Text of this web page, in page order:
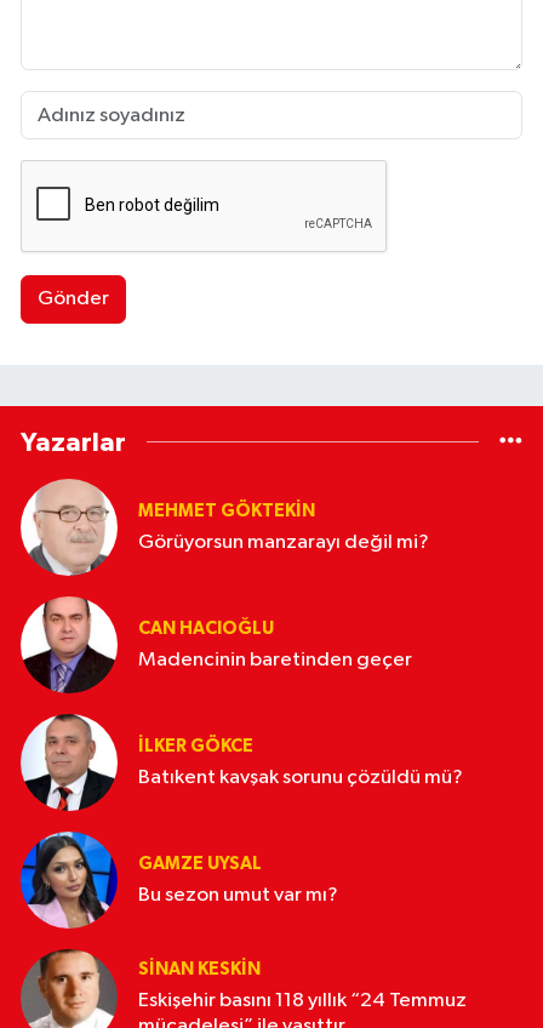
Gönder
Yazarlar
MEHMET GÖKTEKIN
Görüyorsun manzarayı değil mi?
CAN HACIOĞLU
Madencinin baretinden geçer
İLKER GÖKCE
Batıkent kavşak sorunu çözüldü mü?
GAMZE UYSAL
Bu sezon umut var mı?
SINAN KESKIN
Eskişehir basını 118 yıllık “24 Temmuz